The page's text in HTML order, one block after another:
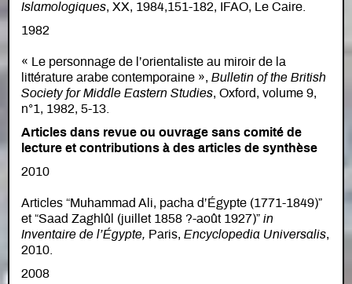
Islamologiques, XX, 1984,151-182, IFAO, Le Caire.
1982
« Le personnage de l’orientaliste au miroir de la
littérature arabe contemporaine », Bulletin of the British
Society for Middle Eastern Studies, Oxford, volume 9,
n°1, 1982, 5-13.
Articles dans revue ou ouvrage sans comité de
lecture et contributions à des articles de synthèse
2010
Articles “Muhammad Ali, pacha d’Égypte (1771-1849)”
et “Saad Zaghlûl (juillet 1858 ?-août 1927)” in
Inventaire de l’Égypte, Paris, Encyclopedia Universalis,
2010.
2008